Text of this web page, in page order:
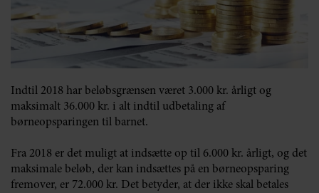
Indtil 2018 har beløbsgrænsen været 3.000 kr. årligt og
maksimalt 36.000 kr. i alt indtil udbetaling af
børneopsparingen til barnet.
Fra 2018 er det muligt at indsætte op til 6.000 kr. årligt, og det
maksimale beløb, der kan indsættes på en børneopsparing
fremover, er 72.000 kr. Det betyder, at der ikke skal betales